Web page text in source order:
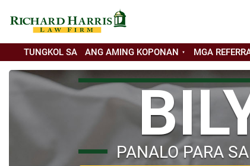
TUNGKOL SA ANG AMING KOPONAN MGA
PANALO PARA